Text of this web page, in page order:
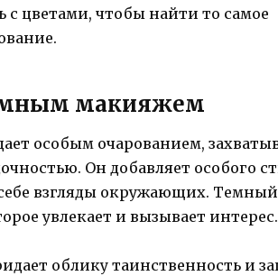
с цветами, чтобы найти то самое
макияжем
особым очарованием,
Он добавляет особого
взгляды окружающих.
увлекает и вызывает интерес.
облику таинственность и